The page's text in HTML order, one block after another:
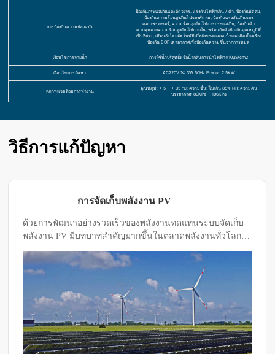
การป้องกันความปลอดภัย
ป้องกันกระแสเกินและลัดวงจร, แรงดันไฟฟ้าเกิน / ต่ำ, ป้องกันพัดลม,
ป้องกันความร้อนสูงเกินไปของพัดลม, ป้องกันแรงดันเกินของ
คอมเพรสเซอร์, ความร้อนสูงเกินไปและกระแสเกิน, ป้องกันตัว
ควบคุมจากความร้อนสูงเกินไปภายใน, พร้อมกับตัวป้องกันอุณหภูมิที่
เป็นอิสระ, เตือนถังโดยอัตโนมัติเมื่อถังขาดแคลนน้ำและติดตั้งเครื่อง
ป้องกัน BOP เตาอากาศเพื่อป้องกันความชื้นจากการหมด
เงื่อนไขการจ่ายน้ำ การใช้น้ำบริสุทธิ์หรือน้ำกลั่นการนำไฟฟ้า≤10μS/cm2
เงื่อนไขการจัดหา AC220V 1Φ 3W 50Hz Power: 2.5KW
สภาพแวดล้อมการทำงาน
อุณหภูมิ: + 5 ~ + 35 ℃; ความชื้น: ไม่เกิน 85% RH; ความดัน
บรรยากาศ: 80KPa ~ 106KPa
วิธีการแก้ปัญหา
การจัดเก็บพลังงาน PV
ด้วยการพัฒนาอย่างรวดเร็วของพลังงานทดแทนระบบจัดเก็บ
พลังงาน PV มีบทบาทสำคัญมากขึ้นในตลาดพลังงานทั่วโลก
สภาพแวดล้อมที่รุนแรงต่างๆ ดังนั้นการทดสอบด้านสิ่งแวดล้อม
สำหรับระบบเก็บพลังงานโซลาร์เซลล์จึงมีความสำคัญ ห้อง
ทดสอบด้านสิ่งแวดล้อมเป็นแพลตฟอร์มที่เหมาะสำหรับการ
จำลองสภาพแวดล้อมต่างๆเพื่อให้มั่นใจถึงประสิทธิภาพและ
ความทนทานของระบบจัดเก็บพลังงาน PV